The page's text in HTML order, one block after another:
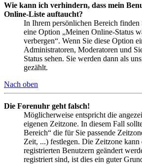
Wie kann ich verhindern, dass mein
Online-Liste auftaucht?
In Ihrem persönlichen Bereich finden
eine Option „Meinen Online-Status
verbergen“. Wenn Sie diese Option
Administratoren, Moderatoren und
Status sehen. Sie werden dann als
gezählt.
Nach oben
Die Forenuhr geht falsch!
Möglicherweise entspricht die
eigenen Zeitzone. In diesem Fall
Bereich“ die für Sie passende
Zeit, ...) festlegen. Die Zeitzone kann
registrierten Benutzern geändert
registriert sind, ist dies ein guter